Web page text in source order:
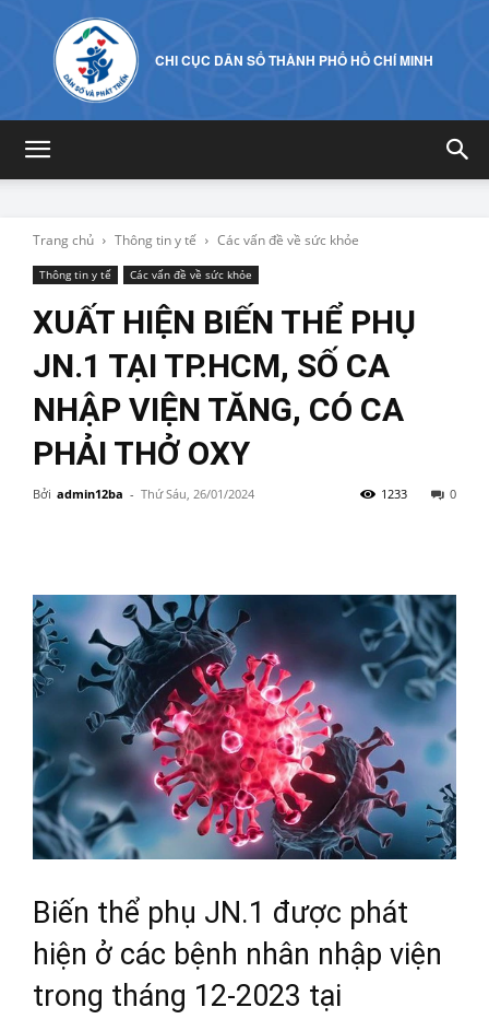
CHI CỤC DÂN SỐ THÀNH PHỐ HỒ CHÍ MINH
Trang chủ Thông tin y tế Các vấn đề về sức khỏe
Thông tin y tế Các vấn đề về sức khỏe
XUẤT HIỆN BIẾN THỂ PHỤ
JN.1 TẠI TP.HCM, SỐ CA
NHẬP VIỆN TĂNG, CÓ CA
PHẢI THỞ OXY
Bởi admin12ba - Thứ Sáu, 26/01/2024 0
1233
Biến thể phụ JN.1 được phát
hiện ở các bệnh nhân nhập viện
trong tháng 12-2023 tại